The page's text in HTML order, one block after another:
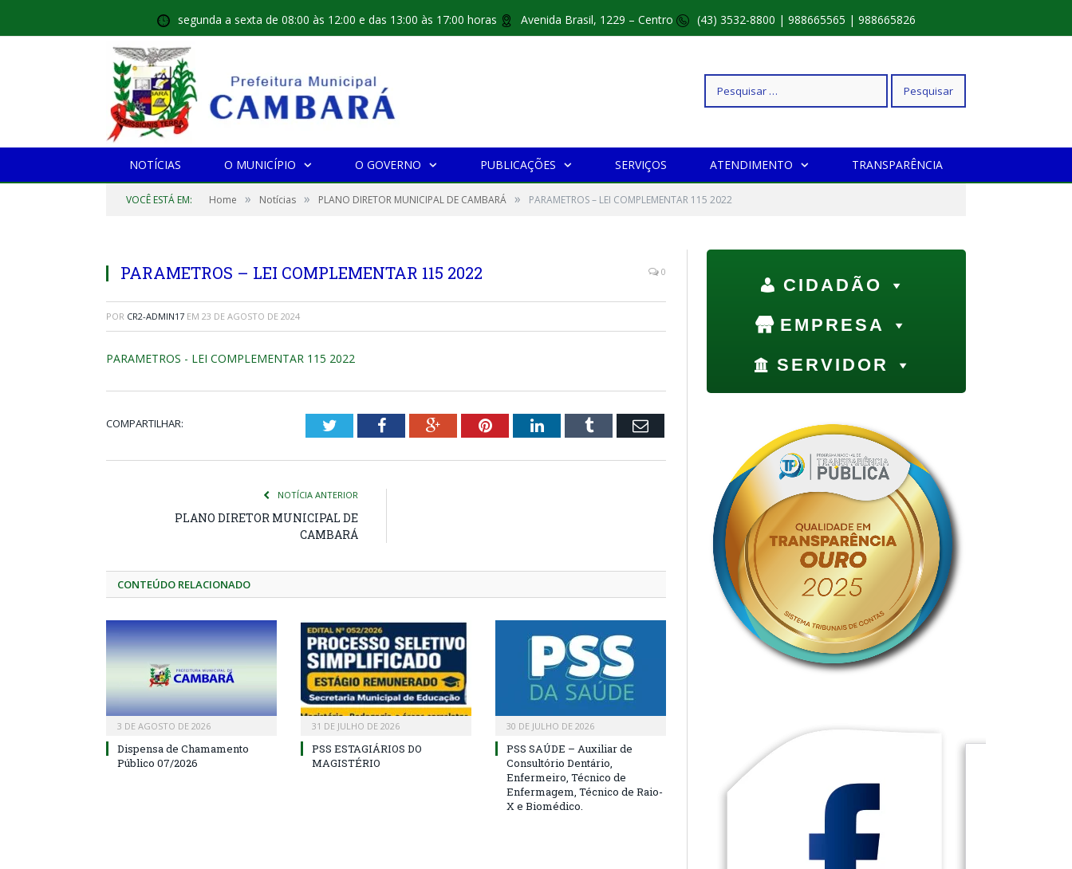
segunda a sexta de 08:00 às 12:00 e das 13:00 às 17:00 horas Avenida Brasil, 1229 – Centro (43) 3532-8800 | 988665565 | 988665826
Pesquisar
por:
NOTÍCIAS O MUNICÍPIO O GOVERNO PUBLICAÇÕES SERVIÇOS ATENDIMENTO TRANSPARÊNCIA
VOCÊ ESTÁ EM: Home » Notícias » PLANO DIRETOR MUNICIPAL DE CAMBARÁ » PARAMETROS – LEI COMPLEMENTAR 115 2022
PARAMETROS – LEI COMPLEMENTAR 115 2022 0
POR CR2-ADMIN17 EM 23 DE AGOSTO DE 2024
PARAMETROS - LEI COMPLEMENTAR 115 2022
COMPARTILHAR: TwitterFacebookGoogle+PinterestLinkedInTumblr Email
NOTÍCIA ANTERIOR
PLANO DIRETOR MUNICIPAL DE
CAMBARÁ
CONTEÚDO RELACIONADO
3 DE AGOSTO DE 2026
Dispensa de Chamamento
Público 07/2026
31 DE JULHO DE 2026
PSS ESTAGIÁRIOS DO
MAGISTÉRIO
30 DE JULHO DE 2026
PSS SAÚDE – Auxiliar de
Consultório Dentário,
Enfermeiro, Técnico de
Enfermagem, Técnico de Raio-
X e Biomédico.
CIDADÃO
EMPRESA
SERVIDOR